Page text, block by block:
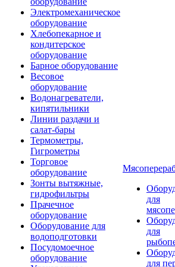
Электромеханическое
оборудование
Хлебопекарное и
кондитерское
оборудование
Барное оборудование
Весовое
оборудование
Водонагреватели,
кипятильники
Линии раздачи и
салат-бары
Термометры,
Гигрометры
Торговое
оборудование
Зонты вытяжные,
гидрофильтры
Прачечное
оборудование
Оборудование для
водоподготовки
Посудомоечное
оборудование
для
для
для